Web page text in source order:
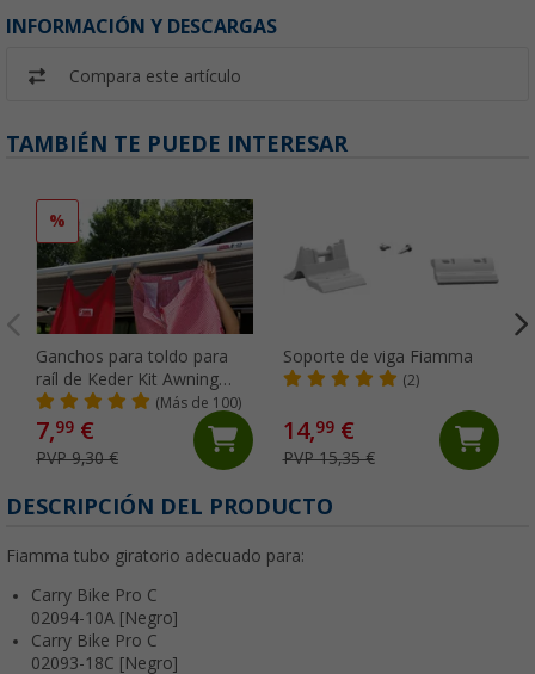
INFORMACIÓN Y DESCARGAS
Compara este artículo
TAMBIÉN TE PUEDE INTERESAR
%
Ganchos para toldo para
raíl de Keder Kit Awning
Hangers Fiamma(Más de 100)
7,99 €
PVP 9,30 €
Soporte de viga Fiamma
(2)
14,99€
PVP 15,35 €
DESCRIPCIÓN DEL PRODUCTO
Fiamma tubo giratorio adecuado para:
Carry Bike Pro C
02094-10A [Negro]
Carry Bike Pro C
02093-18C [Negro]